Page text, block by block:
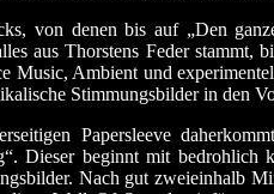
von denen bis auf „Den
aus Thorstens Feder
Music, Ambient und
Stimmungsbilder in den
Papersleeve
Dieser beginnt mit bedrohlich
Nach gut zweieinhalb